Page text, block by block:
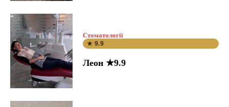
Стоматології
★ 9.9
Леон ★9.9